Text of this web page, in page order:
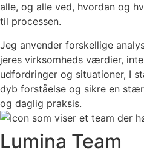
alle, og alle ved, hvordan og
til processen.
Jeg anvender forskellige
jeres virksomheds værdier,
udfordringer og situationer, I
dyb forståelse og sikre en
og daglig praksis.
Lumina Team